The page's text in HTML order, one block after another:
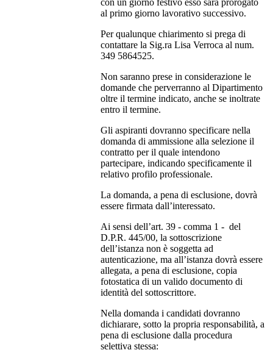
con un giorno festivo esso sarà prorogato
al primo giorno lavorativo successivo.
Per qualunque chiarimento si prega di
contattare la Sig.ra Lisa Verroca al num.
349 5864525.
Non saranno prese in considerazione le
domande che perverranno al Dipartimento
oltre il termine indicato, anche se inoltrate
entro il termine.
Gli aspiranti dovranno specificare nella
domanda di ammissione alla selezione il
contratto per il quale intendono
partecipare, indicando specificamente il
relativo profilo professionale.
La domanda, a pena di esclusione, dovrà
essere firmata dall’interessato.
Ai sensi dell’art. 39 - comma 1 - del
D.P.R. 445/00, la sottoscrizione
dell’istanza non è soggetta ad
autenticazione, ma all’istanza dovrà essere
allegata, a pena di esclusione, copia
fotostatica di un valido documento di
identità del sottoscrittore.
Nella domanda i candidati dovranno
dichiarare, sotto la propria responsabilità, a
pena di esclusione dalla procedura
selettiva stessa: